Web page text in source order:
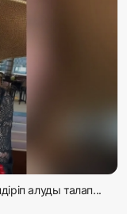
алуды талап...